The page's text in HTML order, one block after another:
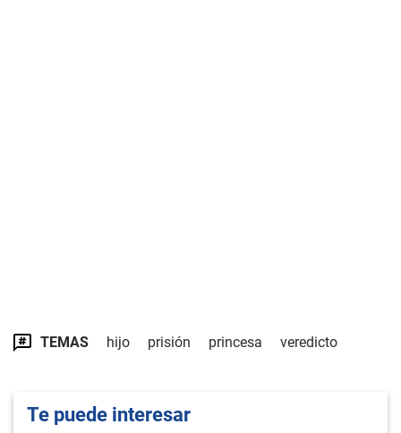
TEMAS hijo prisión princesa veredicto
Te puede interesar